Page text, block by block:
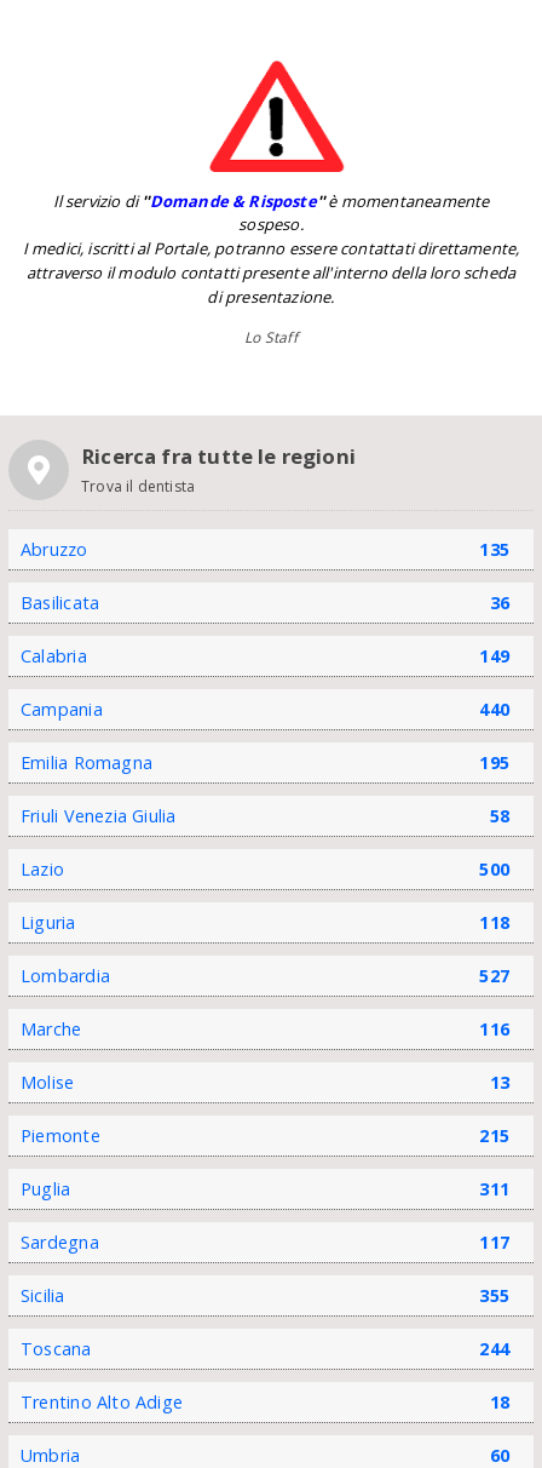
Il servizio di''Domande & Risposte''è momentaneamente
sospeso.
I medici, iscritti al Portale, potranno essere contattati direttamente,
attraverso il modulo contatti presente all'interno della loro scheda
di presentazione.
Lo Staff
Ricerca fra tutte le regioni
Trova il dentista
Abruzzo 135
Basilicata 36
Calabria 149
Campania 440
Emilia Romagna 195
Friuli Venezia Giulia 58
Lazio 500
Liguria 118
Lombardia 527
Marche 116
Molise 13
Piemonte 215
Puglia 311
Sardegna 117
Sicilia 355
Toscana 244
Trentino Alto Adige 18
Umbria 60